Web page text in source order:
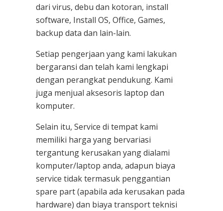
dari virus, debu dan kotoran, install
software, Install OS, Office, Games,
backup data dan lain-lain.
Setiap pengerjaan yang kami lakukan
bergaransi dan telah kami lengkapi
dengan perangkat pendukung. Kami
juga menjual aksesoris laptop dan
komputer.
Selain itu, Service di tempat kami
memiliki harga yang bervariasi
tergantung kerusakan yang dialami
komputer/laptop anda, adapun biaya
service tidak termasuk penggantian
spare part (apabila ada kerusakan pada
hardware) dan biaya transport teknisi